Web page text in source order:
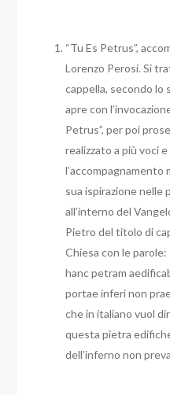
“Tu Es Petrus”,
Lorenzo Perosi. Si
cappella, secondo lo
apre con
Petrus”, per poi
realizzato a più voci
l’accompagnamento
sua ispirazione nelle
all’interno del
Pietro del titolo di
Chiesa con le
hanc petram
portae inferi non
che in italiano vuol
questa pietra
dell’inferno non